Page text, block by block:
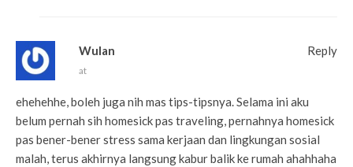
Wulan
at
ehehehhe, boleh juga nih mas tips-tipsnya. Selama ini aku
belum pernah sih homesick pas traveling, pernahnya homesick
pas bener-bener stress sama kerjaan dan lingkungan sosial
malah, terus akhirnya langsung kabur balik ke rumah ahahhaha
Reply